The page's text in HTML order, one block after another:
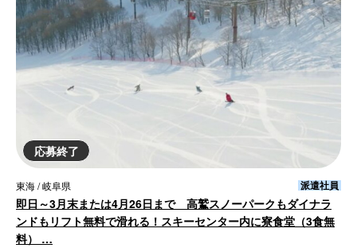
応募終了
東海 / 岐阜県 派遣社員
即日～3月末または4月26日まで 高鷲スノーパークもダイナラ
ンドもリフト無料で滑れる！スキーセンター内に寮食堂（3食無
料） …